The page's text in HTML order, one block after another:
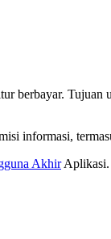
berbayar. Tujuan
informasi,
AkhirAplikasi.